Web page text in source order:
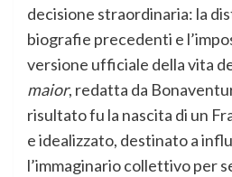
decisione straordinaria: la
biografie precedenti e
versione ufficiale della vita
maior, redatta da
risultato fu la nascita di un
e idealizzato, destinato a
l’immaginario collettivo per